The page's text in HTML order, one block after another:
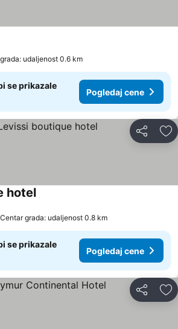
udaljenost 0.6 km
se prikazale
Pogledaj cene
Deli
hotel
Centar grada: udaljenost 0.8 km
se prikazale
Pogledaj cene
Deli